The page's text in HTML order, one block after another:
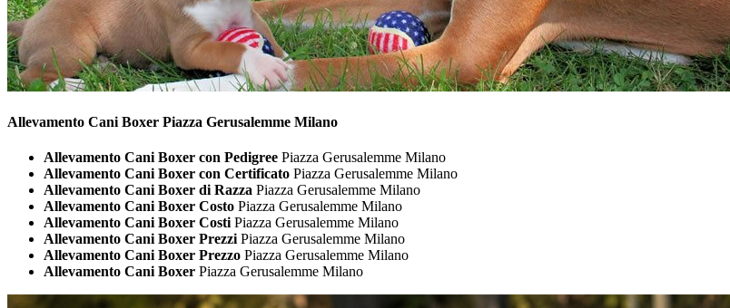
Allevamento Cani Boxer Piazza Gerusalemme Milano
Allevamento Cani Boxer con Pedigree Piazza Gerusalemme Milano
Allevamento Cani Boxer con Certificato Piazza Gerusalemme Milano
Allevamento Cani Boxer di Razza Piazza Gerusalemme Milano
Allevamento Cani Boxer Costo Piazza Gerusalemme Milano
Allevamento Cani Boxer Costi Piazza Gerusalemme Milano
Allevamento Cani Boxer Prezzi Piazza Gerusalemme Milano
Allevamento Cani Boxer Prezzo Piazza Gerusalemme Milano
Allevamento Cani Boxer Piazza Gerusalemme Milano